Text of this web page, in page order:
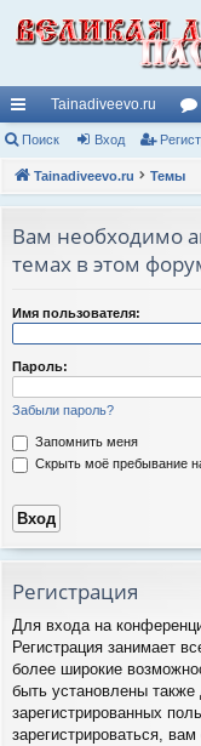
с
ы
и
Tainadiveevo.ru
ор
ум
Поиск Вход
Tainadiveevo.ru Темы
Вам необходимо
темах в этом
Имя пользователя:
Пароль:
Забыли пароль?
Запомнить меня
Скрыть моё пребывание
Регистрация
Для входа на
Регистрация занимает
более широкие
быть установлены
зарегистрированных
зарегистрироваться,